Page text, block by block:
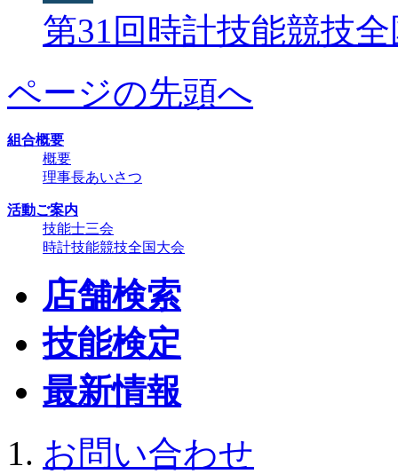
第31回時計技能競技
ページの先頭へ
組合概要
概要
理事長あいさつ
活動ご案内
技能士三会
時計技能競技全国大会
店舗検索
技能検定
最新情報
お問い合わせ